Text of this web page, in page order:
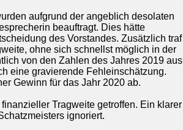
aufgrund der angeblich desolaten
beauftragt. Dies hätte
des Vorstandes. Zusätzlich traf
ohne sich schnellst möglich in der
von den Zahlen des Jahres 2019 aus
eine gravierende Fehleinschätzung.
Gewinn für das Jahr 2020 ab.
Tragweite getroffen. Ein klarer
ignoriert.